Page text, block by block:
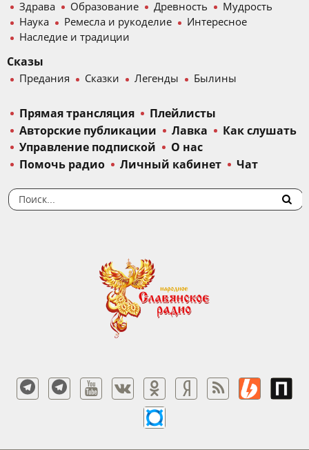
Здрава Образование Древность
Мудрость
Наука
Ремесла и рукоделие
Интересное
Наследие и традиции
Сказы
Предания Сказки Легенды Былины
Прямая трансляция
Плейлисты
Авторские публикации
Лавка
Как слушать
Управление подпиской
О нас
Помочь радио
Личный кабинет Чат